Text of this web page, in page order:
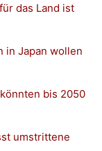
das Land ist
in Japan wollen
bis 2050
umstrittene